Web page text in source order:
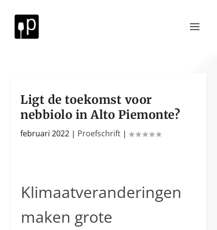
Ligt de toekomst voor
nebbiolo in Alto Piemonte?
februari 2022 | Proefschrift |
Klimaatveranderingen
maken grote